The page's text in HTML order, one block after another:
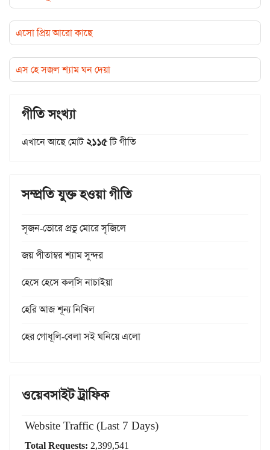
এসো প্রিয় আরো কাছে
এস হে সজল শ্যাম ঘন দেয়া
গীতি সংখ্যা
এখানে আছে মোট২১১৫টি গীতি
সম্প্রতি যুক্ত হওয়া গীতি
সৃজন-ভোরে প্রভু মোরে সৃজিলে
জয় পীতাম্বর শ্যাম সুন্দর
হেসে হেসে কল্‌সি নাচাইয়া
হেরি আজ শূন্য নিখিল
হের গোধূলি-বেলা সই ঘনিয়ে এলো
ওয়েবসাইট ট্রাফিক
Website Traffic (Last 7 Days)
Total Requests: 2,399,541